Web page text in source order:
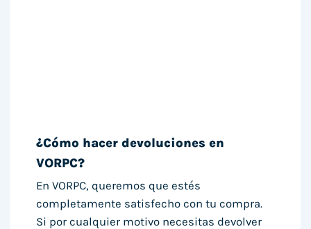
¿Cómo hacer devoluciones en
VORPC?
En VORPC, queremos que estés
completamente satisfecho con tu compra.
Si por cualquier motivo necesitas devolver